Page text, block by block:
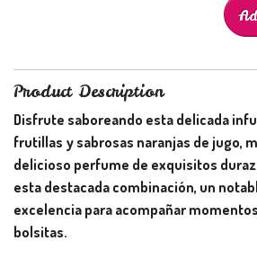
Product Description
Disfrute saboreando esta delicada
frutillas y sabrosas naranjas de jugo,
delicioso perfume de exquisitos
esta destacada combinación, un
excelencia para acompañar
bolsitas.